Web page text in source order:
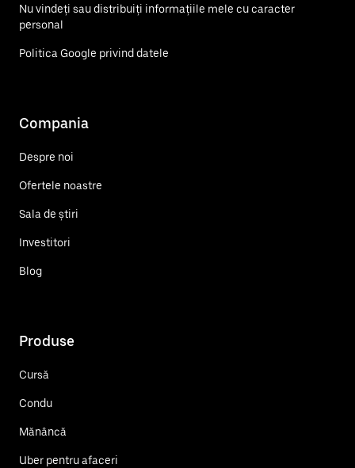
Nu vindeți sau distribuiți informațiile mele cu caracter
personal
Politica Google privind datele
Compania
Despre noi
Ofertele noastre
Sala de știri
Investitori
Blog
Produse
Cursă
Condu
Mănâncă
Uber pentru afaceri